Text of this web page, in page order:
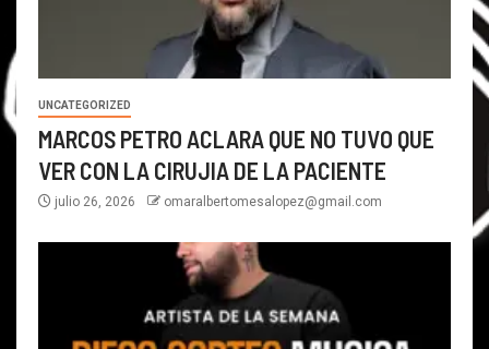
UNCATEGORIZED
MARCOS PETRO ACLARA QUE NO TUVO QUE
VER CON LA CIRUJIA DE LA PACIENTE
julio 26, 2026 omaralbertomesalopez@gmail.com